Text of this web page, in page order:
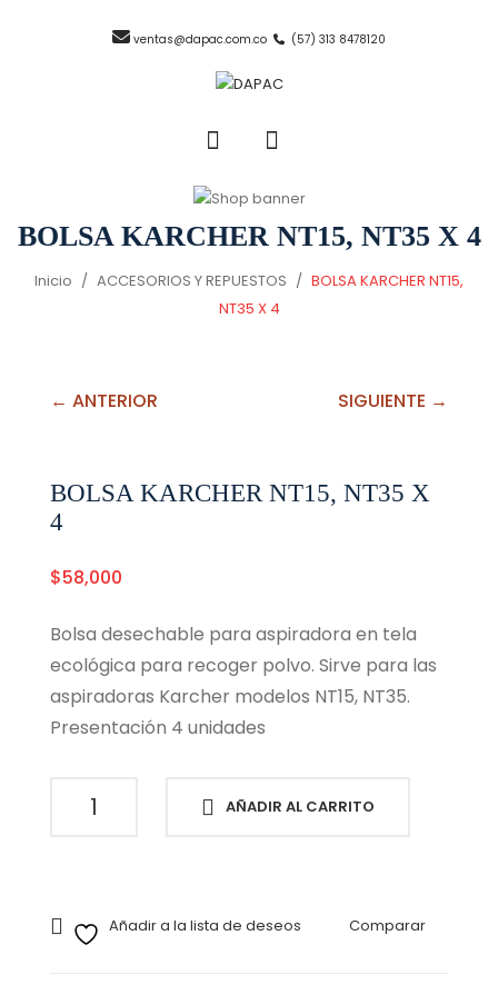
ventas@dapac.com.co (57) 313 8478120
BOLSA KARCHER NT15, NT35 X 4
Inicio / ACCESORIOS Y REPUESTOS / BOLSA KARCHER NT15,
NT35 X 4
← ANTERIOR SIGUIENTE →
BOLSA KARCHER NT15, NT35 X
4
$58,000
Bolsa desechable para aspiradora en tela
ecológica para recoger polvo. Sirve para las
aspiradoras Karcher modelos NT15, NT35.
Presentación 4 unidades
KARCHER
4
cantidad
AÑADIR AL CARRITO
Añadir a la lista de deseos Comparar